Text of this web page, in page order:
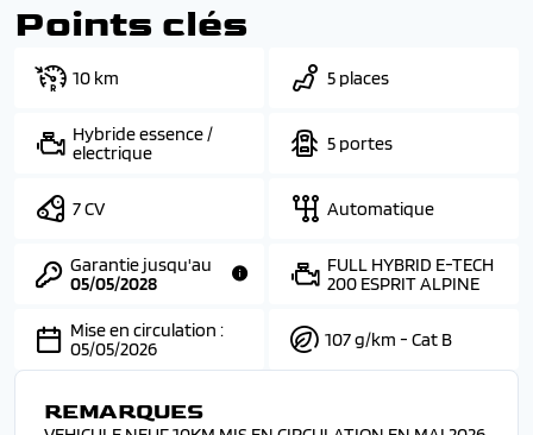
Points clés
10 km 5 places
Hybride essence /
electrique
5 portes
7 CV Automatique
Garantie jusqu'au
05/05/2028
FULL HYBRID E-TECH
200 ESPRIT ALPINE
Mise en circulation :
05/05/2026
107 g/km - Cat B
REMARQUES